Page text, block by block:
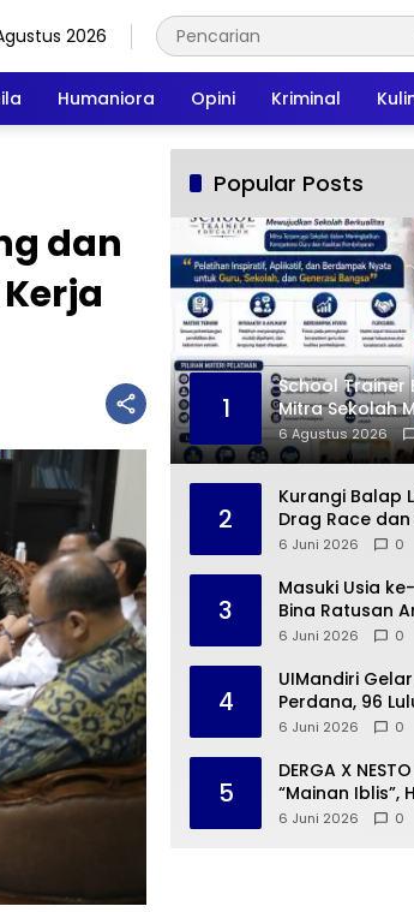
2026
Humaniora Opini Kriminal
dan
Popular Posts
1
School Trainer
Mitra Sekolah
Guru Hebat
Pembelajaran
6 Agustus 2026
2
Kurangi Balap
Drag Race dan
Digelar di
6 Juni 2026 0
3
Masuki Usia
Bina Ratusan
SMAN 13
6 Juni 2026 0
4
UIMandiri
Perdana, 96
Berkontribusi
6 Juni 2026 0
5
DERGA X
“Mainan Iblis”,
Warna
6 Juni 2026 0